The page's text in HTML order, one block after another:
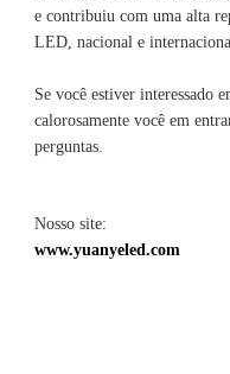
e contribuiu com uma alta
Se você estiver interessado
calorosamente você em
Nosso site: